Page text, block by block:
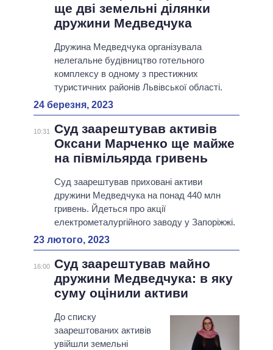
ще дві земельні ділянки
дружини Медведчука
Дружина Медведчука організувала
нелегальне будівництво готельного
комплексу в одному з престижних
туристичних районів Львівської області.
24 березня, 2023
10:31
Суд заарештував активів
Оксани Марченко ще майже
на півмільярда гривень
Суд заарештував приховані активи
дружини Медведчука на понад 440 млн
гривень. Йдеться про акції
електрометалургійного заводу у Запоріжжі.
23 лютого, 2023
16:00 Суд заарештував майно
дружини Медведчука: в яку
суму оцінили активи
До списку
заарештованих активів
увійшли земельні